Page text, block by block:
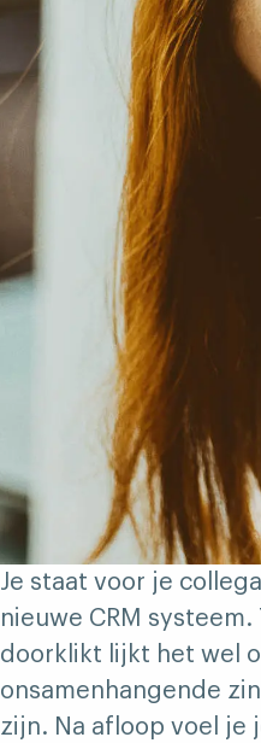
Je staat voor je
nieuwe CRM
doorklikt lijkt het wel
onsamenhangende
zijn. Na afloop voel je